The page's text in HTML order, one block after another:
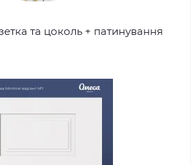
та цоколь + патинування